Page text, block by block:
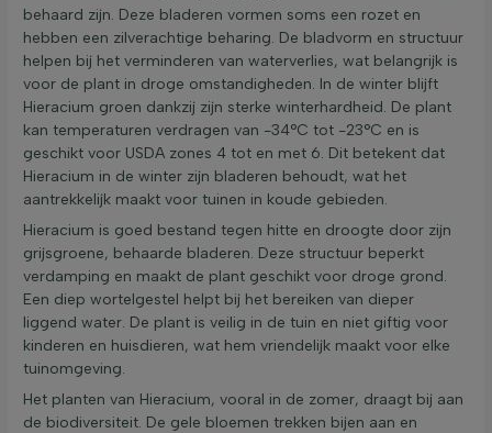
behaard zijn. Deze bladeren vormen soms een rozet en
hebben een zilverachtige beharing. De bladvorm en structuur
helpen bij het verminderen van waterverlies, wat belangrijk is
voor de plant in droge omstandigheden. In de winter blijft
Hieracium groen dankzij zijn sterke winterhardheid. De plant
kan temperaturen verdragen van -34°C tot -23°C en is
geschikt voor USDA zones 4 tot en met 6. Dit betekent dat
Hieracium in de winter zijn bladeren behoudt, wat het
aantrekkelijk maakt voor tuinen in koude gebieden.
Hieracium is goed bestand tegen hitte en droogte door zijn
grijsgroene, behaarde bladeren. Deze structuur beperkt
verdamping en maakt de plant geschikt voor droge grond.
Een diep wortelgestel helpt bij het bereiken van dieper
liggend water. De plant is veilig in de tuin en niet giftig voor
kinderen en huisdieren, wat hem vriendelijk maakt voor elke
tuinomgeving.
Het planten van Hieracium, vooral in de zomer, draagt bij aan
de biodiversiteit. De gele bloemen trekken bijen aan en